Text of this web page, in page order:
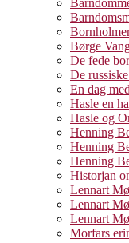
Børge
De fede
De
En dag
Hasle en
Hasle og
Henning
Henning
Henning
Historjan
Lennart
Lennart
Lennart
Morfars